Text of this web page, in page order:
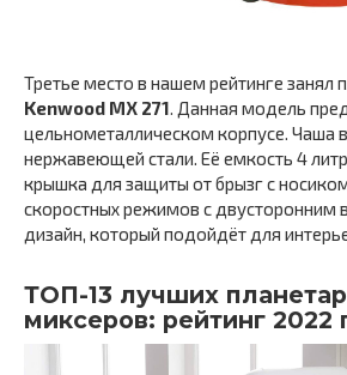
Третье место в нашем рейтинге занял
Kenwood MX 271. Данная модель
цельнометаллическом корпусе. Чаша
нержавеющей стали. Её емкость 4
крышка для защиты от брызг с
скоростных режимов с двусторонним
дизайн, который подойдёт для
ТОП-13 лучших
миксеров: рейтинг 2022